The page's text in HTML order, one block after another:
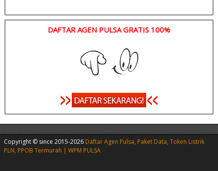
DAFTAR AGEN PULSA GRATIS 100%
Copyright © since 2015-2026 Daftar Agen Pulsa, Paket Data, Token Listrik
PLN, PPOB Termurah | WPM PULSA